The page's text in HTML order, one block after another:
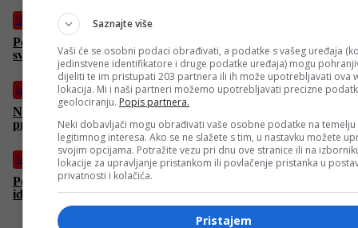
Izdvojeno
Počinje kopnena ofanziva na Gazu, Izrael naredio evakuaciju
svih civila
Izdvojeno
Nepal ukinuo zabranu društvenih mreža nakon smrtonosnih
protesta, u Katmanduu uveden policijski sat
Izdvojeno
Počinje četvrtfinale Eurobasketa: Turska protiv Poljske, Grčka
ide na megdan Litvaniji
Saznajte više
Vaši će se osobni podaci obrađivati, a podatke s vašeg uređaja
jedinstvene identifikatore i druge podatke uređaja) mogu
dijeliti te im pristupati 203 partnera ili ih može upotrebljavati ova
lokacija. Mi i naši partneri možemo upotrebljavati precizne
geolociranju. Popis partnera.
Neki dobavljači mogu obrađivati vaše osobne podatke na temelju
legitimnog interesa. Ako se ne slažete s tim, u nastavku možete
svojim opcijama. Potražite vezu pri dnu ove stranice ili na
lokacije za upravljanje pristankom ili povlačenje pristanka u
privatnosti i kolačića.
Pristajem